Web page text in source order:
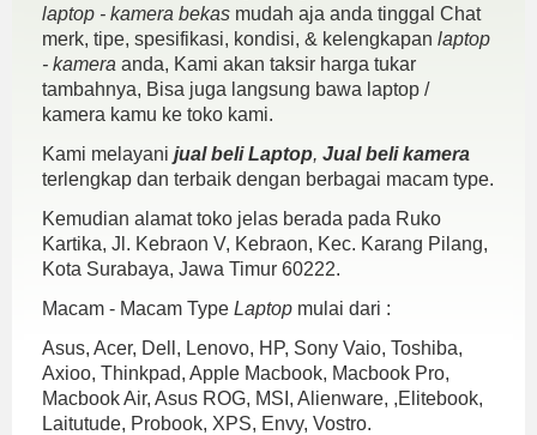
laptop - kamera bekas mudah aja anda tinggal Chat
merk, tipe, spesifikasi, kondisi, & kelengkapan laptop
- kamera anda, Kami akan taksir harga tukar
tambahnya, Bisa juga langsung bawa laptop /
kamera kamu ke toko kami.
Kami melayani jual beli Laptop, Jual beli kamera
terlengkap dan terbaik dengan berbagai macam type.
Kemudian alamat toko jelas berada pada Ruko
Kartika, Jl. Kebraon V, Kebraon, Kec. Karang Pilang,
Kota Surabaya, Jawa Timur 60222.
Macam - Macam Type Laptop mulai dari :
Asus, Acer, Dell, Lenovo, HP, Sony Vaio, Toshiba,
Axioo, Thinkpad, Apple Macbook, Macbook Pro,
Macbook Air, Asus ROG, MSI, Alienware, ,Elitebook,
Laitutude, Probook, XPS, Envy, Vostro.